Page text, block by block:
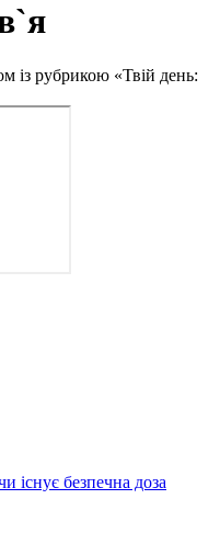
із рубрикою «Твій день:
існує безпечна доза